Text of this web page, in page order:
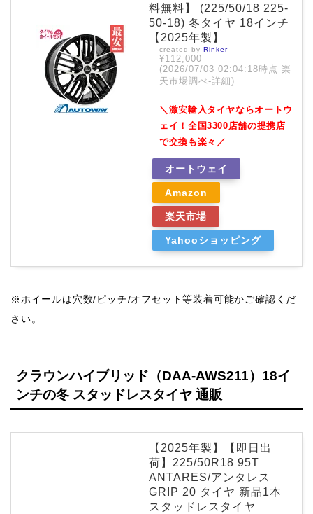
料無料】 (225/50/18 225-
50-18) 冬タイヤ 18インチ
【2025年製】
created by Rinker
¥112,000
(2026/07/03 02:04:18時点 楽
天市場調べ-詳細)
＼激安輸入タイヤならオートウ
ェイ！全国3300店舗の提携店
で交換も楽々／
オートウェイ
Amazon
楽天市場
Yahooショッピング
※ホイールは穴数/ピッチ/オフセット等装着可能かご確認くだ
さい。
クラウンハイブリッド（DAA-AWS211）18イ
ンチの冬 スタッドレスタイヤ 通販
【2025年製】【即日出
荷】225/50R18 95T
ANTARES/アンタレス
GRIP 20 タイヤ 新品1本
スタッドレスタイヤ